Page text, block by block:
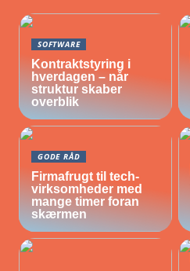
SOFTWARE
Kontraktstyring i
hverdagen – når
struktur skaber
overblik
GODE RÅD
Firmafrugt til tech-
virksomheder med
mange timer foran
skærmen